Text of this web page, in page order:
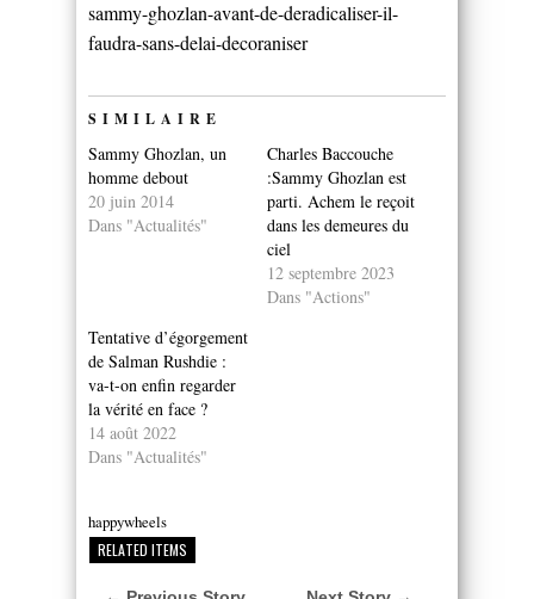
sammy-ghozlan-avant-de-deradicaliser-il-
faudra-sans-delai-decoraniser
SIMILAIRE
Sammy Ghozlan, un
homme debout
20 juin 2014
Dans "Actualités"
Charles Baccouche
:Sammy Ghozlan est
parti. Achem le reçoit
dans les demeures du
ciel
12 septembre 2023
Dans "Actions"
Tentative d’égorgement
de Salman Rushdie :
va-t-on enfin regarder
la vérité en face ?
14 août 2022
Dans "Actualités"
happywheels
RELATED ITEMS